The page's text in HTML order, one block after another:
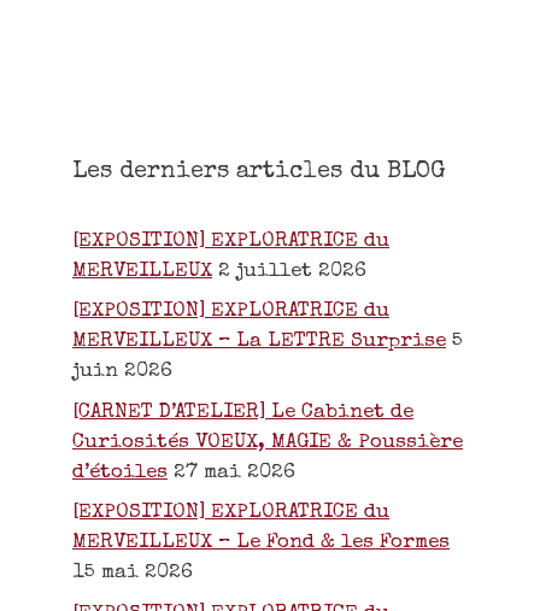
Les derniers articles du BLOG
[EXPOSITION] EXPLORATRICE du
MERVEILLEUX 2 juillet 2026
[EXPOSITION] EXPLORATRICE du
MERVEILLEUX – La LETTRE Surprise 5
juin 2026
[CARNET D’ATELIER] Le Cabinet de
Curiosités VOEUX, MAGIE & Poussière
d’étoiles 27 mai 2026
[EXPOSITION] EXPLORATRICE du
MERVEILLEUX – Le Fond & les Formes
15 mai 2026